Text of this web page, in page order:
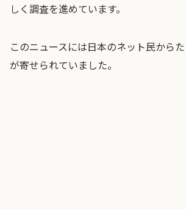
しく調査を進めています。
このニュースには日本のネット民から
が寄せられていました。